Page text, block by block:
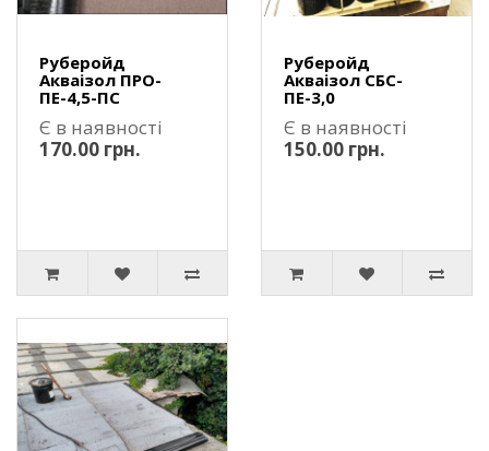
Руберойд
Акваізол ПРО-
ПЕ-4,5-ПС
Є в наявності
170.00 грн.
Руберойд
Акваізол СБС-
ПЕ-3,0
Є в наявності
150.00 грн.